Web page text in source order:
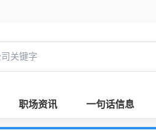
职场资讯 一句话信息